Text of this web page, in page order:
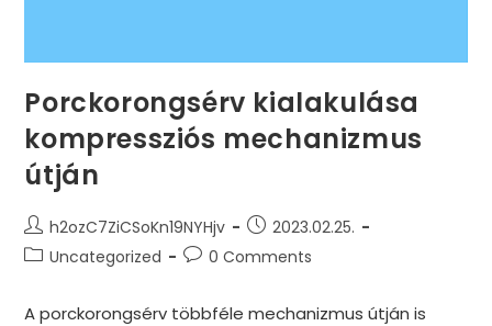
Porckorongsérv kialakulása
kompressziós mechanizmus
útján
Post
author:
h2ozC7ZiCSoKn19NYHjv
Post
published:
2023.02.25.
PostUncategorized
Post0 Comments
A porckorongsérv többféle mechanizmus útján is